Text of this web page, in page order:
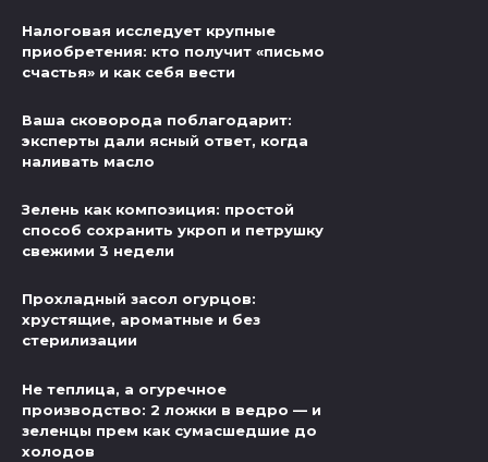
Налоговая исследует крупные
приобретения: кто получит «письмо
счастья» и как себя вести
Ваша сковорода поблагодарит:
эксперты дали ясный ответ, когда
наливать масло
Зелень как композиция: простой
способ сохранить укроп и петрушку
свежими 3 недели
Прохладный засол огурцов:
хрустящие, ароматные и без
стерилизации
Не теплица, а огуречное
производство: 2 ложки в ведро — и
зеленцы прем как сумасшедшие до
холодов